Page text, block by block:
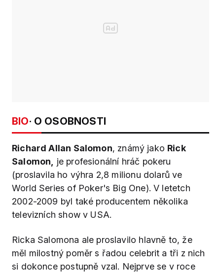
BIO· O OSOBNOSTI
Richard Allan Salomon, známý jako Rick
Salomon,
je profesionální hráč pokeru
(proslavila ho výhra 2,8 milionu dolarů ve
World Series of Poker's Big One). V letetch
2002-2009 byl také producentem několika
televizních show v USA.
Ricka Salomona ale proslavilo hlavně to, že
měl milostný poměr s řadou celebrit a tři z nich
si dokonce postupně vzal. Nejprve se v roce